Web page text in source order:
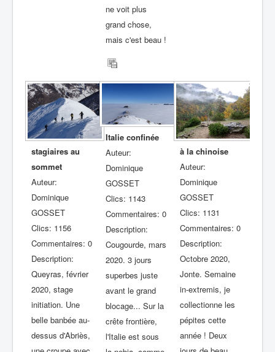
ne voit plus
grand chose,
mais c'est beau !
stagiaires au
sommet
Auteur:
Dominique
GOSSET
Clics: 1156
Commentaires: 0
Description:
Queyras, février
2020, stage
initiation. Une
belle banbée au-
dessus d'Abriès,
Italie confinée
Auteur:
Dominique
GOSSET
Clics: 1143
Commentaires: 0
Description:
Cougourde, mars
2020. 3 jours
superbes juste
avant le grand
blocage... Sur la
crête frontière,
l'Italie est sous
à la chinoise
Auteur:
Dominique
GOSSET
Clics: 1131
Commentaires: 0
Description:
Octobre 2020,
Jonte. Semaine
in-extremis, je
collectionne les
pépites cette
année ! Deux